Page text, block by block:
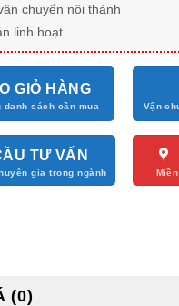
chuyển nội thành
linh hoạt
GIỎ HÀNG
TƯ VẤN
(0)